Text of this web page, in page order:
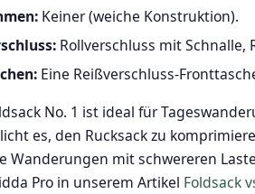
Keiner (weiche Konstruktion).
Rollverschluss mit Schnalle,
Eine Reißverschluss-
No. 1 ist ideal für
es, den Rucksack zu
Wanderungen mit schwereren
Pro in unserem Artikel Foldsack